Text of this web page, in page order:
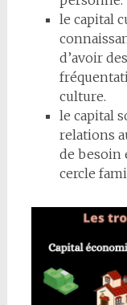
le capital
d’avoir
culture.
le capital
relations
de besoin
cercle